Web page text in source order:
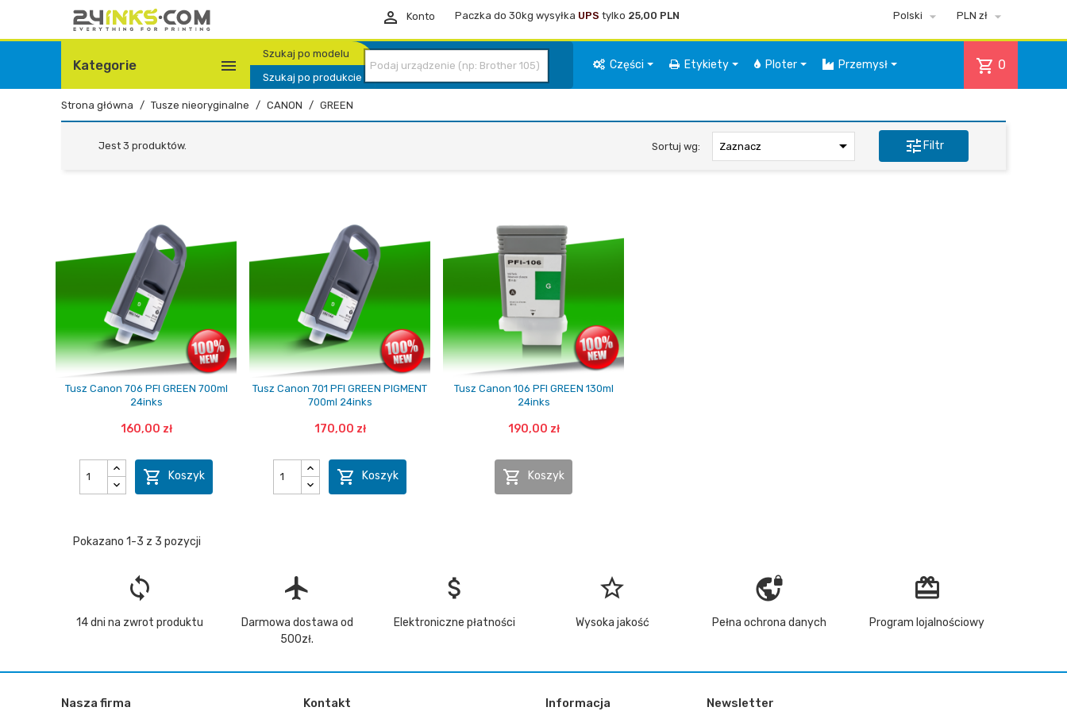
 Konto Paczka do 30kg wysyłka UPS tylko 25,00 PLN Polski  PLN zł 
Kategorie 
Szukaj po modelu
Szukaj po produkcie
shopping_cart 0
Części Etykiety Ploter Przemysł
Strona główna Tusze nieoryginalne CANON GREEN
Jest 3 produktów. Sortuj wg: Zaznacz  tune Filtr
Tusz Canon 706 PFI GREEN 700ml
24inks
160,00 zł
 Koszyk
Tusz Canon 701 PFI GREEN PIGMENT
700ml 24inks
170,00 zł
 Koszyk
Tusz Canon 106 PFI GREEN 130ml
24inks
190,00 zł
 Koszyk
Pokazano 1-3 z 3 pozycji
loop
14 dni na zwrot produktu
flight
Darmowa dostawa od
500zł.
attach_money
Elektroniczne płatności
star_border
Wysoka jakość
vpn_lock
Pełna ochrona danych
redeem
Program lojalnościowy
Nasza firma Kontakt Informacja Newsletter